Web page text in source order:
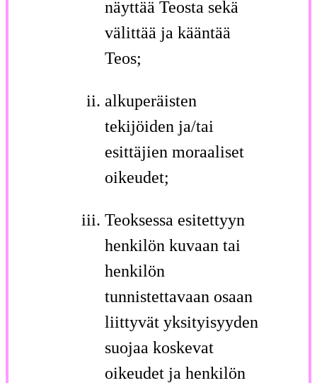
näyttää Teosta sekä
välittää ja kääntää
Teos;
alkuperäisten
tekijöiden ja/tai
esittäjien moraaliset
oikeudet;
Teoksessa esitettyyn
henkilön kuvaan tai
henkilön
tunnistettavaan osaan
liittyvät yksityisyyden
suojaa koskevat
oikeudet ja henkilön